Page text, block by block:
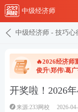
中级经济师
中级经济师 - 技巧心
🔥2026经济师
俊升\郑伟\葛
开奖啦！2026
来源:233网校 2026-